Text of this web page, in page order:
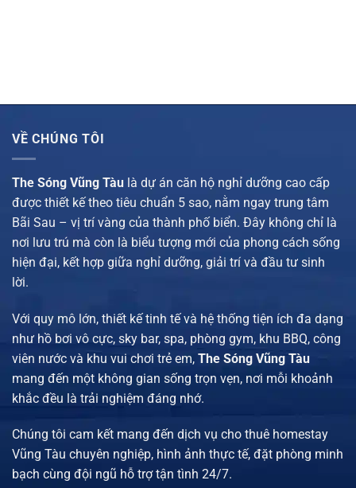
VỀ CHÚNG TÔI
The Sóng Vũng Tàu là dự án căn hộ nghỉ dưỡng cao cấp
được thiết kế theo tiêu chuẩn 5 sao, nằm ngay trung tâm
Bãi Sau – vị trí vàng của thành phố biển. Đây không chỉ là
nơi lưu trú mà còn là biểu tượng mới của phong cách sống
hiện đại, kết hợp giữa nghỉ dưỡng, giải trí và đầu tư sinh
lời.
Với quy mô lớn, thiết kế tinh tế và hệ thống tiện ích đa dạng
như hồ bơi vô cực, sky bar, spa, phòng gym, khu BBQ, công
viên nước và khu vui chơi trẻ em, The Sóng Vũng Tàu
mang đến một không gian sống trọn vẹn, nơi mỗi khoảnh
khắc đều là trải nghiệm đáng nhớ.
Chúng tôi cam kết mang đến dịch vụ cho thuê homestay
Vũng Tàu chuyên nghiệp, hình ảnh thực tế, đặt phòng minh
bạch cùng đội ngũ hỗ trợ tận tình 24/7.